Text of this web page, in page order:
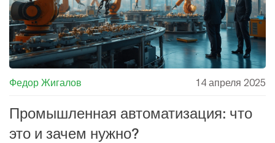
Федор Жигалов 14 апреля 2025
Промышленная автоматизация: что
это и зачем нужно?